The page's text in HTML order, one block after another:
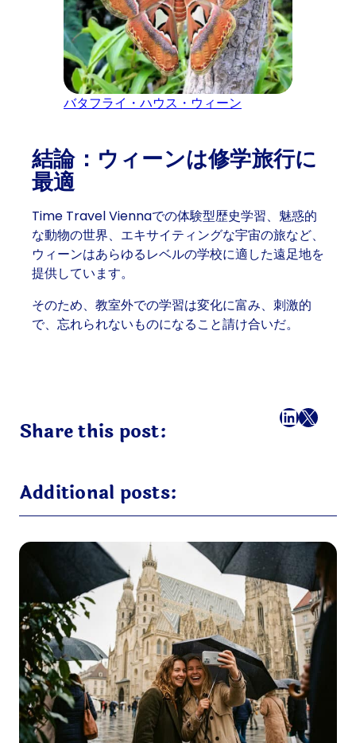
バタフライ・ハウス・ウィーン
結論：ウィーンは修学旅行に
最適
Time Travel Viennaでの体験型歴史学習、魅惑的
な動物の世界、エキサイティングな宇宙の旅など、
ウィーンはあらゆるレベルの学校に適した遠足地を
提供しています。
そのため、教室外での学習は変化に富み、刺激的
で、忘れられないものになること請け合いだ。
Share this post:
LinkedIn
X メール
Additional posts: